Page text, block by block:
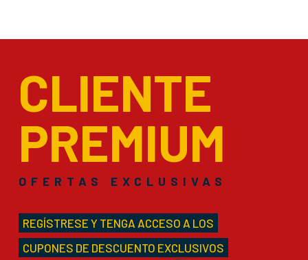
CLIENTE
PREMIUM
OFERTAS EXCLUSIVAS
REGÍSTRESE Y TENGA ACCESO A LOS
CUPONES DE DESCUENTO EXCLUSIVOS